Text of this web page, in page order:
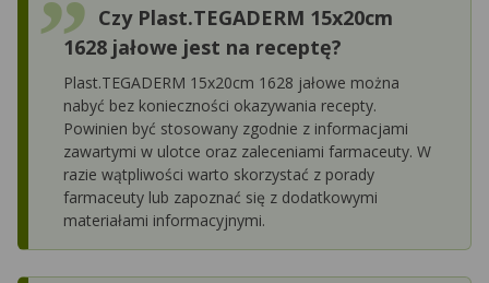
Czy Plast.TEGADERM 15x20cm
1628 jałowe jest na receptę?
Plast.TEGADERM 15x20cm 1628 jałowe można
nabyć bez konieczności okazywania recepty.
Powinien być stosowany zgodnie z informacjami
zawartymi w ulotce oraz zaleceniami farmaceuty. W
razie wątpliwości warto skorzystać z porady
farmaceuty lub zapoznać się z dodatkowymi
materiałami informacyjnymi.